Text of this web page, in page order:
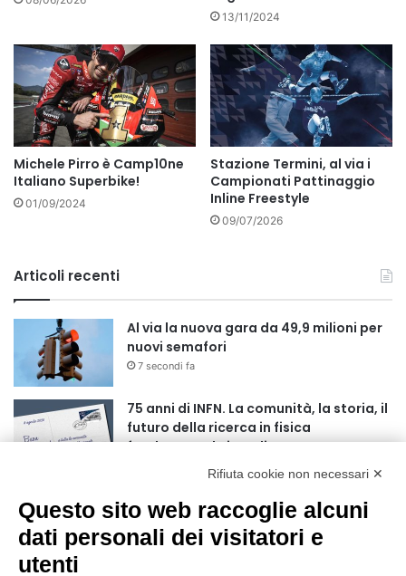
13/11/2024
Michele Pirro è Camp10ne
Italiano Superbike!
01/09/2024
Stazione Termini, al via i
Campionati Pattinaggio
Inline Freestyle
09/07/2026
Articoli recenti
Al via la nuova gara da 49,9 milioni per
nuovi semafori
7 secondi fa
75 anni di INFN. La comunità, la storia, il
futuro della ricerca in fisica
fondamentale in Italia
oro iridato è azzurro
19 ore fa
Rifiuta cookie non necessari ✕
Questo sito web raccoglie alcuni
dati personali dei visitatori e
utenti